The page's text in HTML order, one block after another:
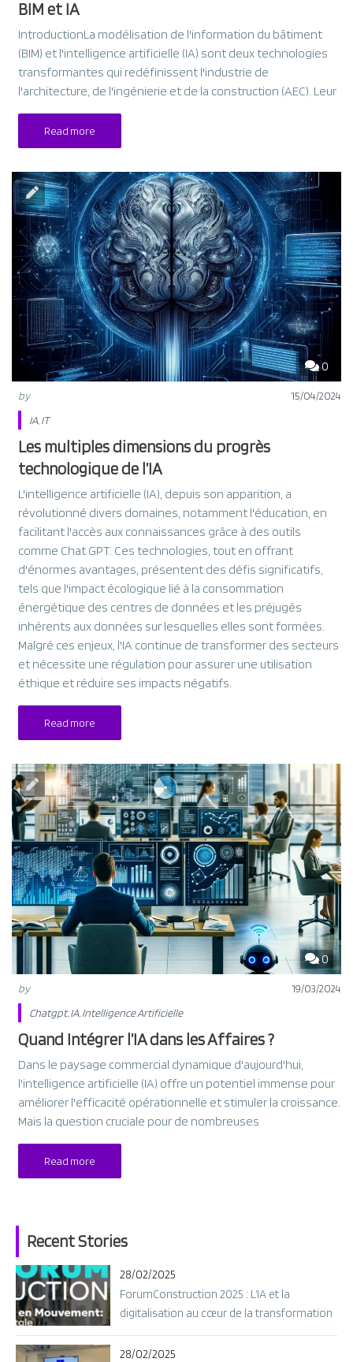
BIM et IA
IntroductionLa modélisation de l'information du bâtiment
(BIM) et l'intelligence artificielle (IA) sont deux technologies
transformantes qui redéfinissent l'industrie de
l'architecture, de l'ingénierie et de la construction (AEC). Leur
Read more
0
by
15/04/2024
IA IT
Les multiples dimensions du progrès
technologique de l’IA
L'intelligence artificielle (IA), depuis son apparition, a
révolutionné divers domaines, notamment l'éducation, en
facilitant l'accès aux connaissances grâce à des outils
comme Chat GPT. Ces technologies, tout en offrant
d'énormes avantages, présentent des défis significatifs,
tels que l'impact écologique lié à la consommation
énergétique des centres de données et les préjugés
inhérents aux données sur lesquelles elles sont formées.
Malgré ces enjeux, l'IA continue de transformer des secteurs
et nécessite une régulation pour assurer une utilisation
éthique et réduire ses impacts négatifs.
Read more
0
by
19/03/2024
Chatgpt,IA Intelligence Artificielle
Quand Intégrer l’IA dans les Affaires ?
Dans le paysage commercial dynamique d'aujourd'hui,
l'intelligence artificielle (IA) offre un potentiel immense pour
améliorer l'efficacité opérationnelle et stimuler la croissance.
Mais la question cruciale pour de nombreuses
Read more
Recent Stories
28/02/2025
ForumConstruction 2025 : L’IA et la
digitalisation au cœur de la transformation
28/02/2025